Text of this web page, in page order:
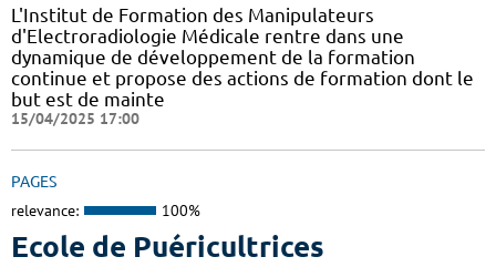
L'Institut de Formation des Manipulateurs
d'Electroradiologie Médicale rentre dans une
dynamique de développement de la formation
continue et propose des actions de formation dont le
but est de mainte
15/04/2025 17:00
PAGES
relevance: 100%
Ecole de Puéricultrices